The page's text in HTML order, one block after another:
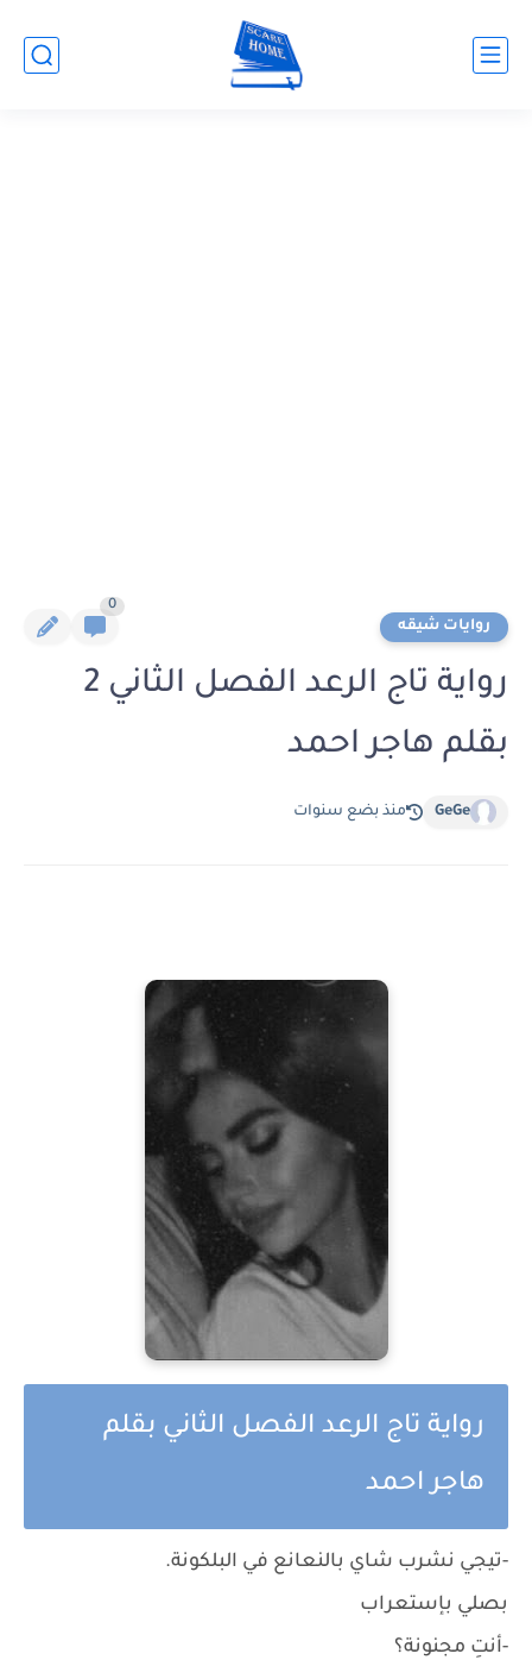
روايات شيقه
0
رواية تاج الرعد الفصل الثاني 2
بقلم هاجر احمد
GeGe منذ بضع سنوات
رواية تاج الرعد الفصل الثاني بقلم
هاجر احمد
-تيجي نشرب شاي بالنعانع في البلكونة.
بصلي بإستعراب
-أنتِ مجنونة؟